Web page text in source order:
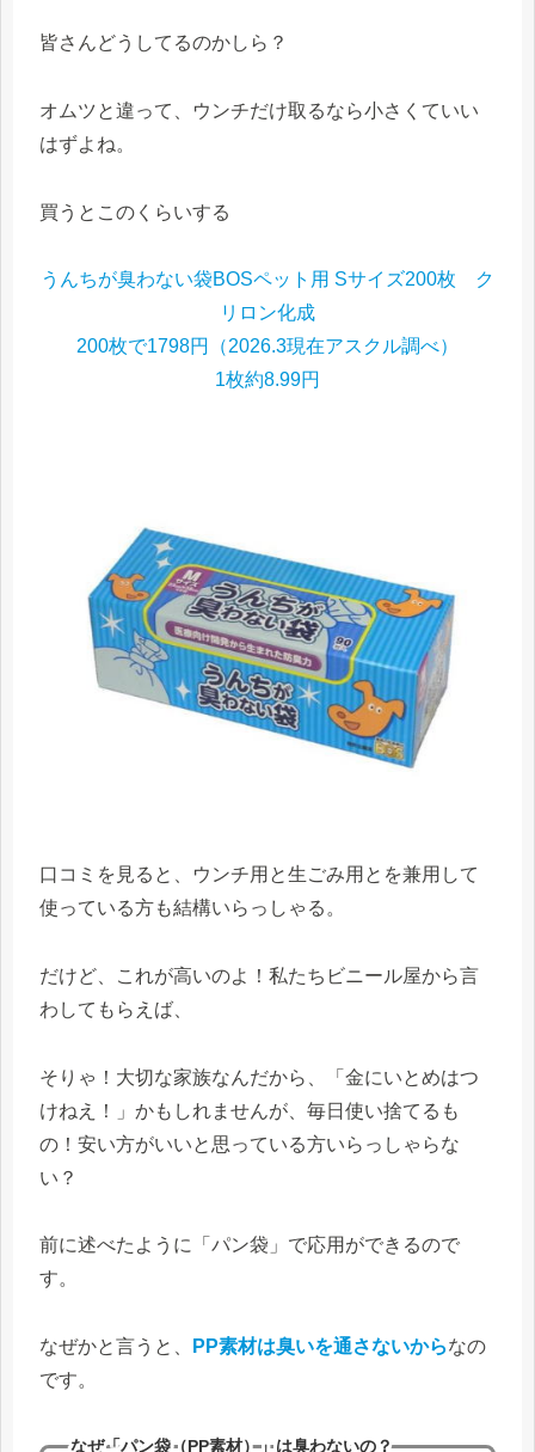
皆さんどうしてるのかしら？
オムツと違って、ウンチだけ取るなら小さくていい
はずよね。
買うとこのくらいする
うんちが臭わない袋BOSペット用 Sサイズ200枚 ク
リロン化成
200枚で1798円（2026.3現在アスクル調べ）
1枚約8.99円
口コミを見ると、ウンチ用と生ごみ用とを兼用して
使っている方も結構いらっしゃる。
だけど、これが高いのよ！私たちビニール屋から言
わしてもらえば、
そりゃ！大切な家族なんだから、「金にいとめはつ
けねえ！」かもしれませんが、毎日使い捨てるも
の！安い方がいいと思っている方いらっしゃらな
い？
前に述べたように「パン袋」で応用ができるので
す。
なぜかと言うと、 PP素材は臭いを通さないからなの
です。
なぜ「パン袋（PP素材）」は臭わないの？